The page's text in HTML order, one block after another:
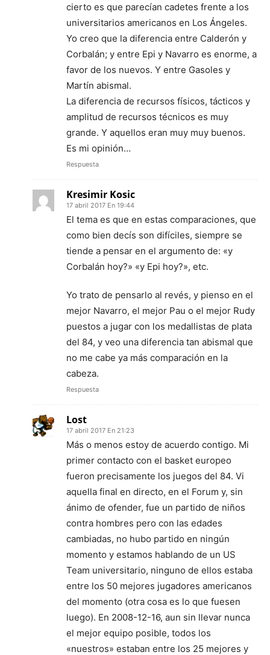
cierto es que parecían cadetes frente a los
universitarios americanos en Los Ángeles.
Yo creo que la diferencia entre Calderón y
Corbalán; y entre Epi y Navarro es enorme, a
favor de los nuevos. Y entre Gasoles y
Martín abismal.
La diferencia de recursos físicos, tácticos y
amplitud de recursos técnicos es muy
grande. Y aquellos eran muy muy buenos.
Es mi opinión…
Respuesta
Kresimir Kosic
17 abril 2017 En 19:44
El tema es que en estas comparaciones, que
como bien decís son difíciles, siempre se
tiende a pensar en el argumento de: «y
Corbalán hoy?» «y Epi hoy?», etc.
Yo trato de pensarlo al revés, y pienso en el
mejor Navarro, el mejor Pau o el mejor Rudy
puestos a jugar con los medallistas de plata
del 84, y veo una diferencia tan abismal que
no me cabe ya más comparación en la
cabeza.
Respuesta
Lost
17 abril 2017 En 21:23
Más o menos estoy de acuerdo contigo. Mi
primer contacto con el basket europeo
fueron precisamente los juegos del 84. Vi
aquella final en directo, en el Forum y, sin
ánimo de ofender, fue un partido de niños
contra hombres pero con las edades
cambiadas, no hubo partido en ningún
momento y estamos hablando de un US
Team universitario, ninguno de ellos estaba
entre los 50 mejores jugadores americanos
del momento (otra cosa es lo que fuesen
luego). En 2008-12-16, aun sin llevar nunca
el mejor equipo posible, todos los
«nuestros» estaban entre los 25 mejores y